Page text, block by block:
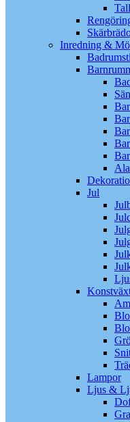
Inredning &
Jul
Lampor
Ljus &